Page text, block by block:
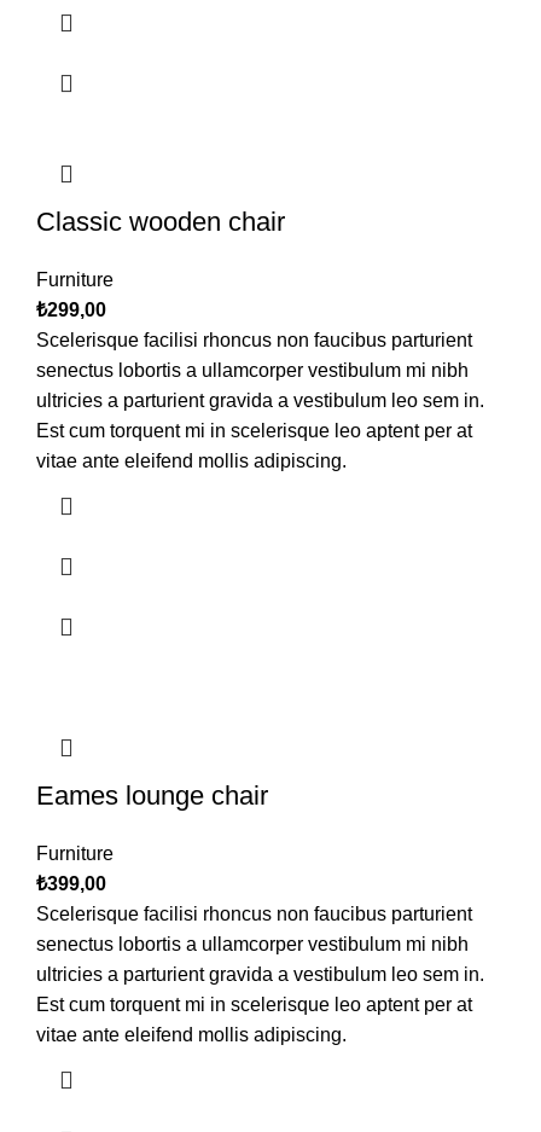
Classic wooden chair
Furniture
₺299,00
Scelerisque facilisi rhoncus non faucibus parturient
senectus lobortis a ullamcorper vestibulum mi nibh
ultricies a parturient gravida a vestibulum leo sem in.
Est cum torquent mi in scelerisque leo aptent per at
vitae ante eleifend mollis adipiscing.
Eames lounge chair
Furniture
₺399,00
Scelerisque facilisi rhoncus non faucibus parturient
senectus lobortis a ullamcorper vestibulum mi nibh
ultricies a parturient gravida a vestibulum leo sem in.
Est cum torquent mi in scelerisque leo aptent per at
vitae ante eleifend mollis adipiscing.